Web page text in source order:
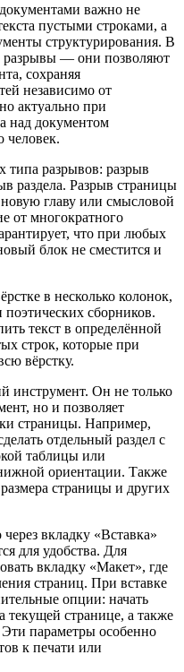
важно не
пустыми строками, а
структурирования. В
разрывы — они позволяют
сохраняя
независимо от
актуально при
над документом
человек.
разрывов: разрыв
раздела. Разрыв страницы
новую главу или смысловой
от многократного
что при любых
блок не сместится и
в несколько колонок,
поэтических сборников.
текст в определённой
строк, которые при
вёрстку.
инструмент. Он не только
но и позволяет
страницы. Например,
отдельный раздел с
таблицы или
ориентации. Также
страницы и других
вкладку «Вставка»
для удобства. Для
вкладку «Макет», где
страниц. При вставке
опции: начать
текущей странице, а также
параметры особенно
к печати или